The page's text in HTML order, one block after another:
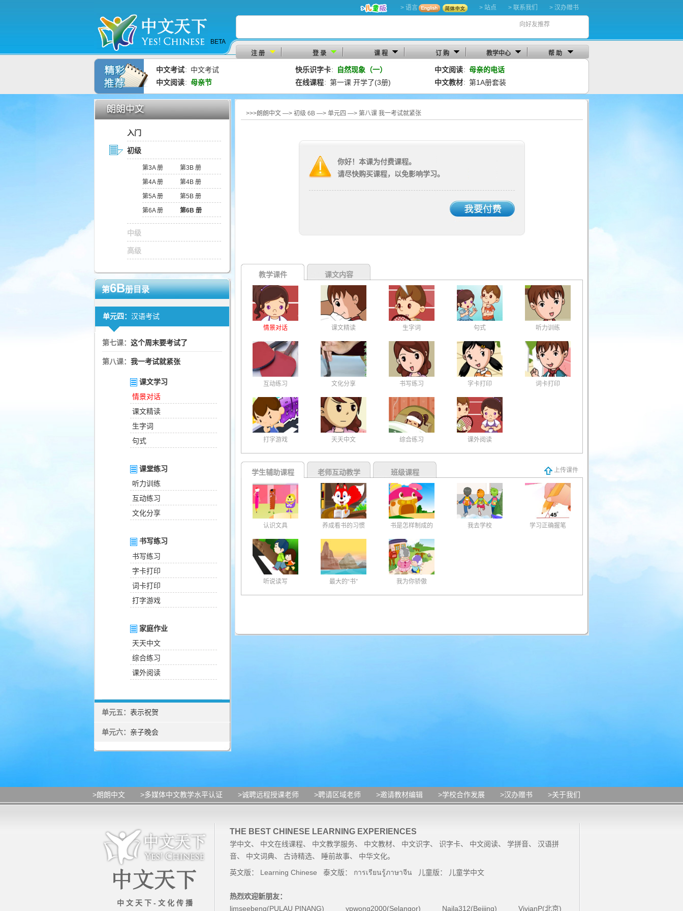
BETA
> 语言 > 站点 > 联系我们 > 汉办赠书
向好友推荐
注 册 登 录 课 程 订 购 教学中心 帮 助
中文考试： 中文考试 快乐识字卡： 自然现象（一） 中文阅读： 母亲的电话
中文阅读： 母亲节 在线课程： 第一课 开学了(3册) 中文教材： 第1A册套装
入门
初级
第3A 册
第3B 册
第4A 册
第4B 册
第5A 册
第5B 册
第6A 册
第6B 册
中级
高级
第6B册目录
单元四： 汉语考试
第七课： 这个周末要考试了
第八课： 我一考试就紧张
课文学习
情景对话
课文精读
生字词
句式
课堂练习
听力训练
互动练习
文化分享
书写练习
书写练习
字卡打印
词卡打印
打字游戏
家庭作业
天天中文
综合练习
课外阅读
单元五： 表示祝贺
单元六： 亲子晚会
>>>朗朗中文 —> 初级 6B —> 单元四 —> 第八课 我一考试就紧张
你好！本课为付费课程。
请尽快购买课程，以免影响学习。
教学课件 课文内容
情景对话 课文精读 生字词 句式 听力训练
互动练习 文化分享 书写练习 字卡打印 词卡打印
打字游戏 天天中文 综合练习 课外阅读
学生辅助课程 老师互动教学 班级课程 上传课件
认识文具 养成看书的习惯 书是怎样制成的 我去学校 学习正确握笔
听说读写 最大的“书” 我为你骄傲
>朗朗中文 >多媒体中文教学水平认证 >诚聘远程授课老师 >聘请区域老师 >邀请教材编辑 >学校合作发展 >汉办赠书 >关于我们
中 文 天 下 - 文 化 传 播
THE BEST CHINESE LEARNING EXPERIENCES
学中文、 中文在线课程、 中文教学服务、 中文教材、 中文识字、 识字卡、 中文阅读、 学拼音、 汉语拼
音、 中文词典、 古诗精选、 睡前故事、 中华文化。
英文版： Learning Chinese 泰文版： การเรียนรู้ภาษาจีน 儿童版： 儿童学中文
热烈欢迎新朋友：
limseebeng(PULAU PINANG)
ypwong2000(Selangor) Naila312(Beijing) VivianP(北京)